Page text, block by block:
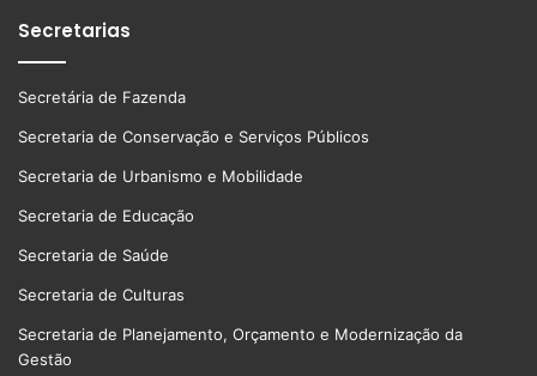
Secretarias
Secretária de Fazenda
Secretaria de Conservação e Serviços Públicos
Secretaria de Urbanismo e Mobilidade
Secretaria de Educação
Secretaria de Saúde
Secretaria de Culturas
Secretaria de Planejamento, Orçamento e Modernização da
Gestão